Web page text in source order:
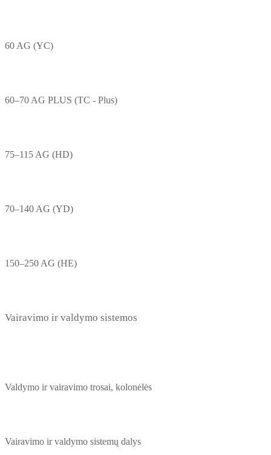
60 AG (YC)
60–70 AG PLUS (TC - Plus)
75–115 AG (HD)
70–140 AG (YD)
150–250 AG (HE)
Vairavimo ir valdymo sistemos
Valdymo ir vairavimo trosai, kolonėlės
Vairavimo ir valdymo sistemų dalys